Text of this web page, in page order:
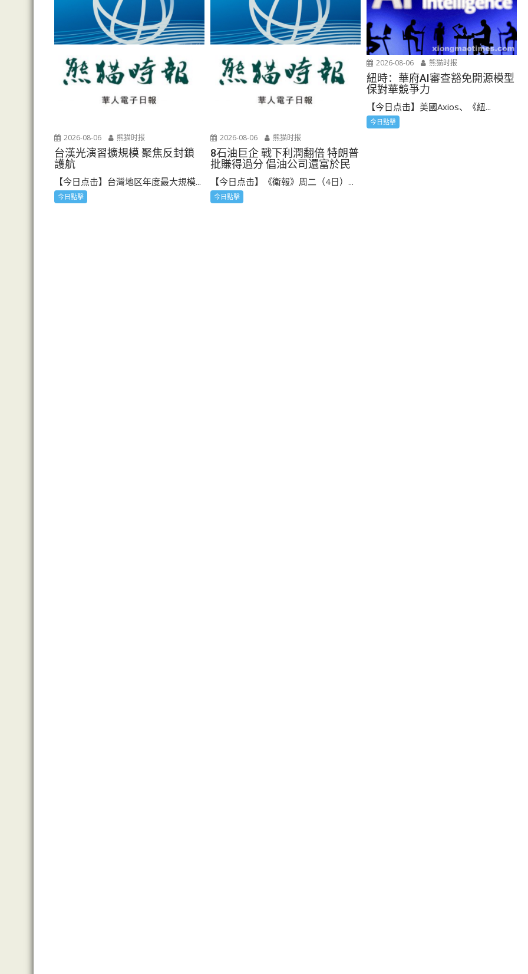
2026-08-06 熊猫时报
台漢光演習擴規模 聚焦反封鎖
護航
【今日点击】台灣地区年度最大規模...
今日點擊
2026-08-06 熊猫时报
8石油巨企 戰下利潤翻倍 特朗普
批賺得過分 倡油公司還富於民
【今日点击】《衛報》周二（4日）...
今日點擊
2026-08-06 熊猫时报
紐時：華府AI審查豁免開源模型
保對華競爭力
【今日点击】美國Axios、《紐...
今日點擊